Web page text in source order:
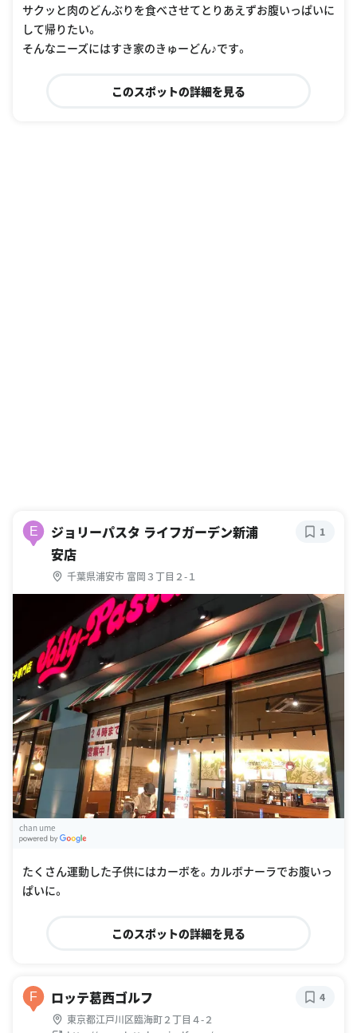
サクッと肉のどんぶりを食べさせてとりあえずお腹いっぱいに
して帰りたい。
そんなニーズにはすき家のきゅーどん♪です。
このスポットの詳細を見る
E
ジョリーパスタ ライフガーデン新浦
安店
千葉県浦安市 富岡３丁目２-１
1
chan ume
たくさん運動した子供にはカーボを。カルボナーラでお腹いっ
ぱいに。
このスポットの詳細を見る
F ロッテ葛西ゴルフ
東京都江戸川区臨海町２丁目４-２
4